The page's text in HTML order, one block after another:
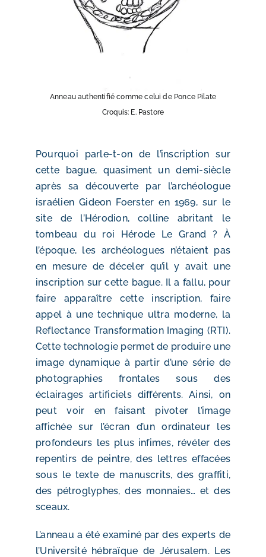
Anneau authentifié comme celui de Ponce Pilate
Croquis: E. Pastore
Pourquoi parle-t-on de l’inscription sur
cette bague, quasiment un demi-siècle
après sa découverte par l’archéologue
israélien Gideon Foerster en 1969, sur le
site de l’Hérodion, colline abritant le
tombeau du roi Hérode Le Grand ? À
l’époque, les archéologues n’étaient pas
en mesure de déceler qu’il y avait une
inscription sur cette bague. Il a fallu, pour
faire apparaître cette inscription, faire
appel à une technique ultra moderne, la
Reflectance Transformation Imaging (RTI).
Cette technologie permet de produire une
image dynamique à partir d’une série de
photographies frontales sous des
éclairages artificiels différents. Ainsi, on
peut voir en faisant pivoter l’image
affichée sur l’écran d’un ordinateur les
profondeurs les plus infimes, révéler des
repentirs de peintre, des lettres effacées
sous le texte de manuscrits, des graffiti,
des pétroglyphes, des monnaies… et des
sceaux.
L’anneau a été examiné par des experts de
l’Université hébraïque de Jérusalem. Les